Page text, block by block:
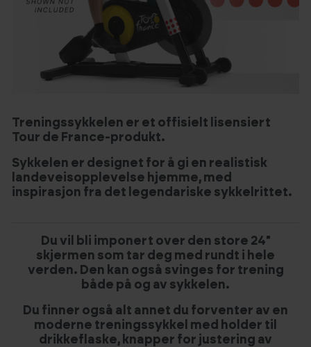
Treningssykkelen er et offisielt lisensiert
Tour de France-produkt.
Sykkelen er designet for å gi en realistisk
landeveisopplevelse hjemme, med
inspirasjon fra det legendariske sykkelrittet.
Du vil bli imponert over den store 24"
skjermen som tar deg med rundt i hele
verden. Den kan også svinges for trening
både på og av sykkelen.
Du finner også alt annet du forventer av en
moderne treningssykkel med holder til
drikkeflaske, knapper for justering av